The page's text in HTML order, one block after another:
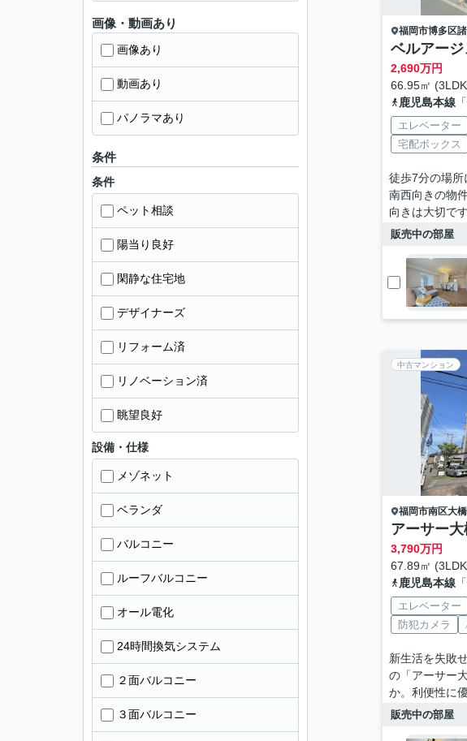
福岡市博多区
ベルアー
2,690万円
66.95㎡
鹿児島本線「
エレベーター
宅配ボックス
徒歩7分の場所
南西向きの物
向きは大切で
販売中の部屋
中古マンション
福岡市南区大橋
アーサー
3,790万円
67.89㎡
鹿児島本線「
エレベーター
防犯カメラ
新生活を失敗
の「アーサー
か。利便性に
販売中の部屋
画像・動画あり
画像あり
動画あり
パノラマあり
条件
条件
ペット相談
陽当り良好
閑静な住宅地
デザイナーズ
リフォーム済
リノベーション済
眺望良好
設備・仕様
メゾネット
ベランダ
バルコニー
ルーフバルコニー
オール電化
24時間換気システム
２面バルコニー
３面バルコニー